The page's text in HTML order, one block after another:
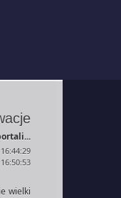
wielki